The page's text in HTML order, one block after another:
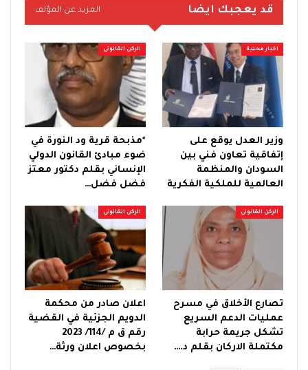
قد يعجبك ايضا المزيد عن المؤلف
اخبار محلية
وزير العدل يوقع على
إتفاقية تعاون فني بين
السودان والمنظمة
العالمية للملكية الفكرية
الركن القانونى
*مذبحة قرية ود النورة في
ضوء مبادئ القانون الدولي
الإنساني بقلم دكتور معتز
فضل فضل…
الركن القانونى
تصارع الأخلاق في مسرح
عمليات الدعم السريع
تشكل جريمة حرابة
مكتملة الاركان بقلم د.…
الركن القانونى
اعلان صادر من محكمة
الدويم الجزئية في القضية
رقم ق م /114/ 2023
بخصوص اعلان ورثة…